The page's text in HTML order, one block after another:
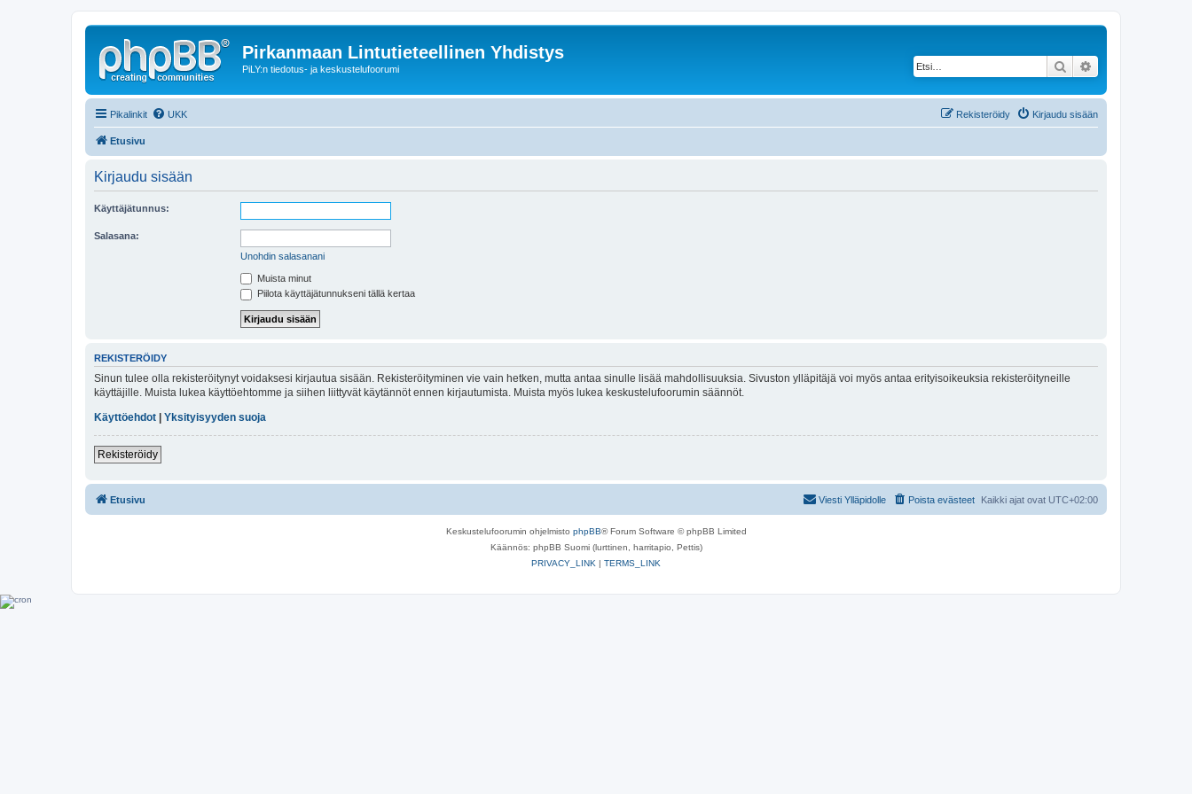
Pirkanmaan Lintutieteellinen Yhdistys
PiLY:n tiedotus- ja keskustelufoorumi Etsi
Pikalinkit UKK Kirjaudu sisään
Rekisteröidy
Etusivu
Kirjaudu sisään
Käyttäjätunnus:
Salasana:
Unohdin salasanani
Muista minut
Piilota käyttäjätunnukseni tällä kertaa
REKISTERÖIDY
Sinun tulee olla rekisteröitynyt voidaksesi kirjautua sisään. Rekisteröityminen vie vain hetken, mutta antaa sinulle lisää mahdollisuuksia. Sivuston ylläpitäjä voi myös antaa erityisoikeuksia rekisteröityneille
käyttäjille. Muista lukea käyttöehtomme ja siihen liittyvät käytännöt ennen kirjautumista. Muista myös lukea keskustelufoorumin säännöt.
Käyttöehdot
Yksityisyyden suoja
Rekisteröidy
Etusivu Kaikki ajat ovat UTC+02:00
Poista evästeet
Viesti Ylläpidolle
Keskustelufoorumin ohjelmisto phpBB® Forum Software © phpBB Limited
Käännös: phpBB Suomi (lurttinen, harritapio, Pettis)
PRIVACY_LINK | TERMS_LINK